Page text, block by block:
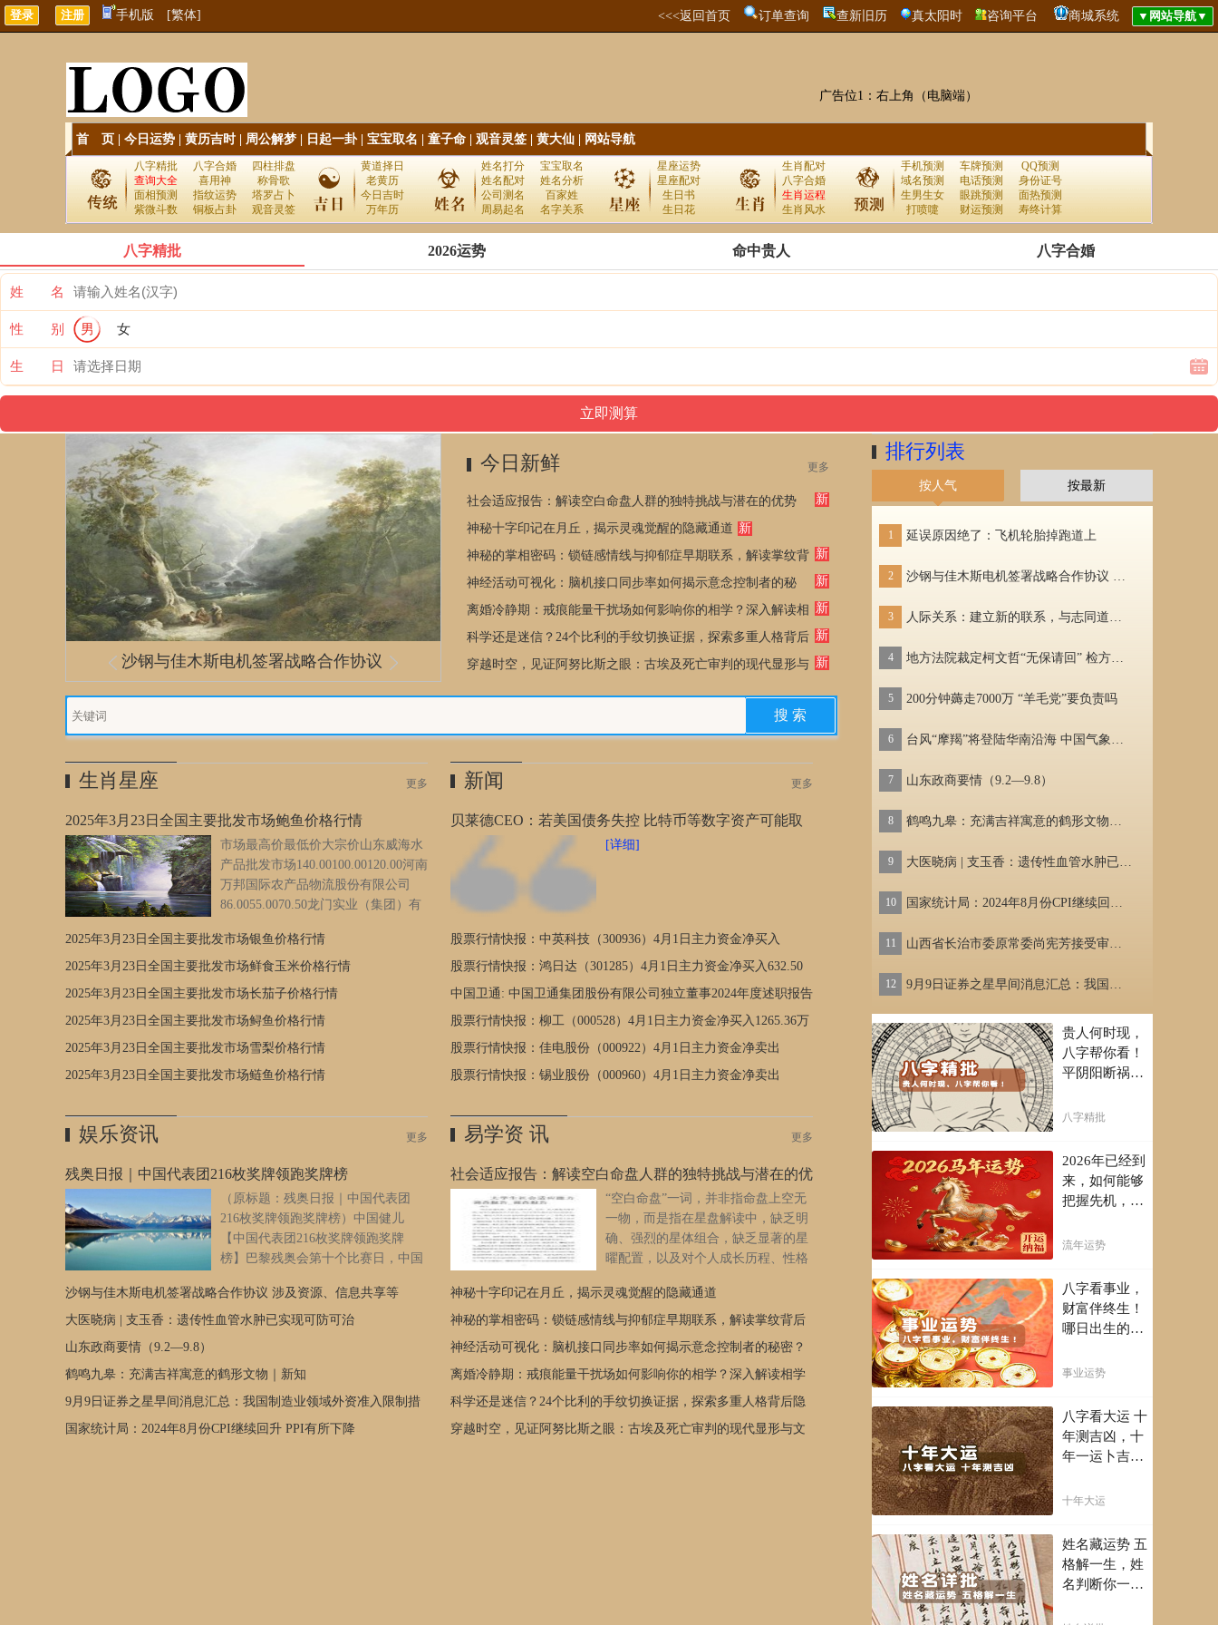
手机版 [繁体] <<<返回首页 订单查询 查新旧历 真太阳时 咨询平台 商城系统
广告位1：右上角（电脑端）
首 页 今日运势 黄历吉时| 周公解梦 日起一卦| 宝宝取名 童子命 观音灵签 黄大仙 网站导航
八字精批 八字合婚
四柱排盘
查询大全
喜用神
称骨歌
面相预测
指纹运势
塔罗占卜
紫微斗数
铜板占卦 观音灵签
黄道择日
老黄历
今日吉时
万年历
姓名打分
宝宝取名
姓名配对
姓名分析
公司测名
百家姓
周易起名
名字关系
星座运势
星座配对
生日书
生日花
生肖配对
八字合婚
生肖运程
生肖风水
手机预测 车牌预测
QQ预测
域名预测
电话预测
身份证号
生男生女
眼跳预测
面热预测
打喷嚏
财运预测 寿终计算
八字精批 2026运势 命中贵人 八字合婚
姓 名
性 别 男 女
生 日
延误原因绝了：飞机轮胎掉跑道上
沙钢与佳木斯电机签署战略合作协议
涉及资源、信息共享等
人际关系：建立新的联系，与志同道
合的人建立牢固的关系。
地方法院裁定柯文哲“无保请回” 检方
提抗告
200分钟薅走7000万 “羊毛党”要负责吗
台风“摩羯”将登陆华南沿海 中国气象
局启动IV级应急响应
今日新鲜 更多
新
社会适应报告：解读空白命盘人群的独特挑战与潜在的优势
神秘十字印记在月丘，揭示灵魂觉醒的隐藏通道 新
新
神秘的掌相密码：锁链感情线与抑郁症早期联系，解读掌纹背
后的秘密
新
神经活动可视化：脑机接口同步率如何揭示意念控制者的秘
密？
新
离婚冷静期：戒痕能量干扰场如何影响你的相学？深入解读相
学印证
新
科学还是迷信？24个比利的手纹切换证据，探索多重人格背后
隐藏的掌相奥秘
新
穿越时空，见证阿努比斯之眼：古埃及死亡审判的现代显形与
生肖星座 更多
2025年3月23日全国主要批发市场鲍鱼价格行情
市场最高价最低价大宗价山东威海水
产品批发市场140.00100.00120.00河南
万邦国际农产品物流股份有限公司
86.0055.0070.50龙门实业（集团）有
120.00100.00110.00全国鲍鱼批发价格行情走势分析从今日全国鲍
鱼批发市场价格上来看，当日最高报价140.00元/公斤，最低报价
55.00元/公斤，相差85.00元/公斤。数据来源：农业农村部信息中
2025年3月23日全国主要批发市场银鱼价格行情
2025年3月23日全国主要批发市场鲜食玉米价格行情
2025年3月23日全国主要批发市场长茄子价格行情
2025年3月23日全国主要批发市场鲟鱼价格行情
2025年3月23日全国主要批发市场雪梨价格行情
2025年3月23日全国主要批发市场鲢鱼价格行情
新闻 更多
贝莱德CEO：若美国债务失控 比特币等数字资产可能取
代美元 [详细]
股票行情快报：中英科技（300936）4月1日主力资金净买入
720.44万元
股票行情快报：鸿日达（301285）4月1日主力资金净买入632.50
万元
中国卫通: 中国卫通集团股份有限公司独立董事2024年度述职报告
（金野）内容摘要
股票行情快报：柳工（000528）4月1日主力资金净买入1265.36万
元
股票行情快报：佳电股份（000922）4月1日主力资金净卖出
986.44万元
股票行情快报：锡业股份（000960）4月1日主力资金净卖出
娱乐资讯 更多
残奥日报｜中国代表团216枚奖牌领跑奖牌榜
（原标题：残奥日报｜中国代表团
216枚奖牌领跑奖牌榜）中国健儿
【中国代表团216枚奖牌领跑奖牌
榜】巴黎残奥会第十个比赛日，中国
举重等赛场再获10枚金牌。截至当地时间9月7日，巴黎残奥会中
国体育代表团已获得216枚奖牌高居榜首，其中金牌94枚、银牌73
枚、铜牌49枚。英国（47枚金牌120枚奖牌）、美国（36枚金牌
102枚奖牌）继续位居双榜（金牌榜和奖牌榜）第二位和第三位。
【中国游泳队再获4金】在女子200米个人混合泳SM10级决赛中，
张蒙以2分26秒81的成绩夺得冠军；在男子100米仰泳S6级决赛
赛中，蒋裕燕以1分19秒44的成绩打破世界纪录获得冠军；在女子
沙钢与佳木斯电机签署战略合作协议 涉及资源、信息共享等
大医晓病 | 支玉香：遗传性血管水肿已实现可防可治
山东政商要情（9.2—9.8）
鹤鸣九皋：充满吉祥寓意的鹤形文物｜新知
9月9日证券之星早间消息汇总：我国制造业领域外资准入限制措
施实现“清零”
国家统计局：2024年8月份CPI继续回升 PPI有所下降
易学资 讯 更多
社会适应报告：解读空白命盘人群的独特挑战与潜在的优
“空白命盘”一词，并非指命盘上空无
一物，而是指在星盘解读中，缺乏明
确、强烈的星体组合，缺乏显著的星
曜配置，以及对个人成长历程、性格
缺乏具体描述。对于这类人群，社会适应并非一帆风顺，但也孕
育着独特的潜在优势。挑战：缺乏清晰的“导航”缺乏明确的星体
组合，如同缺少了星盘中的“导航”。这可能会导致以下挑战：自
自身优势和劣势的理解不足，难以有效规划个人发展方向。目标
不明确：缺乏明确的星象暗示，可能导致目标不明确，在人生道
象暗示，可能导致人际关系处理能力较弱，在人际交往中缺乏策
神秘十字印记在月丘，揭示灵魂觉醒的隐藏通道
神秘的掌相密码：锁链感情线与抑郁症早期联系，解读掌纹背后
的秘密
神经活动可视化：脑机接口同步率如何揭示意念控制者的秘密？
离婚冷静期：戒痕能量干扰场如何影响你的相学？深入解读相学
印证
科学还是迷信？24个比利的手纹切换证据，探索多重人格背后隐
藏的掌相奥秘
穿越时空，见证阿努比斯之眼：古埃及死亡审判的现代显形与文
排行列表
按人气 按最新
1 延误原因绝了：飞机轮胎掉跑道上
2 沙钢与佳木斯电机签署战略合作协议 涉及资源、信息共享等
3 人际关系：建立新的联系，与志同道合的人建立牢固的关系。
4 地方法院裁定柯文哲“无保请回” 检方提抗告
5 200分钟薅走7000万 “羊毛党”要负责吗
6 台风“摩羯”将登陆华南沿海 中国气象局启动IV级应急响应
7 山东政商要情（9.2—9.8）
8 鹤鸣九皋：充满吉祥寓意的鹤形文物｜新知
9 大医晓病 | 支玉香：遗传性血管水肿已实现可防可治
10 国家统计局：2024年8月份CPI继续回升 PPI有所下降
11 山西省长治市委原常委尚宪芳接受审查调查
12 9月9日证券之星早间消息汇总：我国制造业领域外资准入限制措施实现“清零”
贵人何时现，
八字帮你看！
平阴阳断祸
批出一生好命
八字精批
2026年已经到
来，如何能够
把握先机，趋
弯路，点击此
流年运势
八字看事业，
财富伴终生！
哪日出生的人
命，十之八九
豪，解读您的
事业天赋，扭
转当下不利困
事业运势
八字看大运 十
年测吉凶，十
年一运卜吉
全知晓。
十年大运
姓名藏运势 五
格解一生，姓
名判断你一生